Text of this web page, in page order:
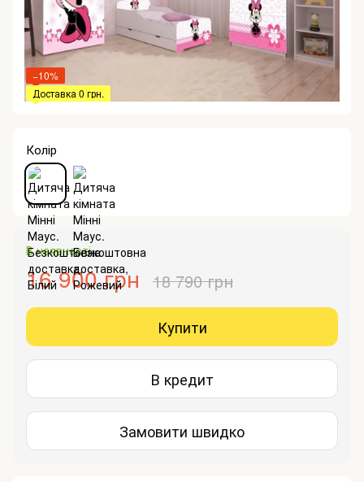
−10%
Доставка 0 грн.
Колір
В наявності
16 900 грн 18 790 грн
Купити
В кредит
Замовити швидко